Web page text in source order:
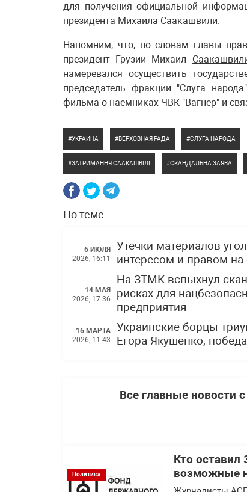
для получения официальной
президента Михаила Саакашвили.
Напомним, что, по словам главы
президент Грузии Михаил
намеревался осуществить
председатель фракции "Слуга
фильма о наемниках ЧВК "Вагнер" и
УКРАИНА ВЕРХОВНАЯ РАДА СЛУГА НАРОДА
ЗАТРИМАННЯ СААКАШВІЛІ СКАНДАЛЬНА ЗАЯВА
По теме
6 ИЮЛЯ
2026, 16:11
Утечки материалов
интересом и правом
14 МАЯ
2026, 17:36
На ЗТМК вспыхнул
рисках для
предприятия
16 МАРТА
2026, 11:43
Украинские борцы
Егора Якушенко,
Все главные новости
Политика
Кто
возможные